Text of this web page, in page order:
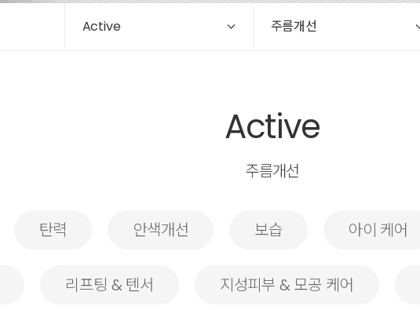
Active 주름개선
Active
주름개선
탄력 안색개선 보습 아이 케어
리프팅 & 텐서 지성피부 & 모공 케어